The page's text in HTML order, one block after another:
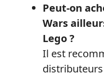
Peut-on
Wars
Lego ?
Il est